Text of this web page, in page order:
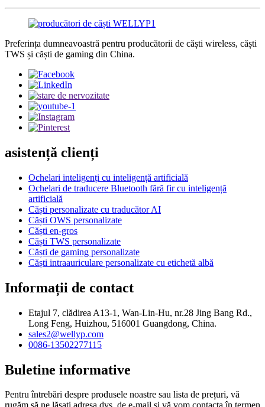
Preferința dumneavoastră pentru producătorii de căști wireless, căști
TWS și căști de gaming din China.
asistență clienți
Ochelari inteligenți cu inteligență artificială
Ochelari de traducere Bluetooth fără fir cu inteligență
artificială
Căști personalizate cu traducător AI
Căști OWS personalizate
Căști en-gros
Căști TWS personalizate
Căști de gaming personalizate
Căști intraauriculare personalizate cu etichetă albă
Informații de contact
Etajul 7, clădirea A13-1, Wan-Lin-Hu, nr.28 Jing Bang Rd.,
Long Feng, Huizhou, 516001 Guangdong, China.
sales2@wellyp.com
0086-13502277115
Buletine informative
Pentru întrebări despre produsele noastre sau lista de prețuri, vă